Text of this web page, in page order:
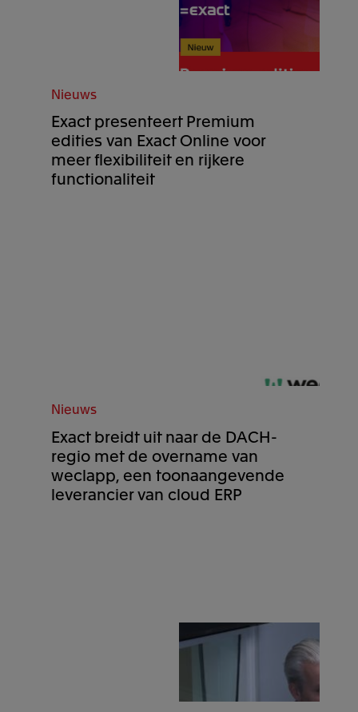
Nieuws
Exact presenteert Premium
edities van Exact Online voor
meer flexibiliteit en rijkere
functionaliteit
Nieuws
Exact breidt uit naar de DACH-
regio met de overname van
weclapp, een toonaangevende
leverancier van cloud ERP